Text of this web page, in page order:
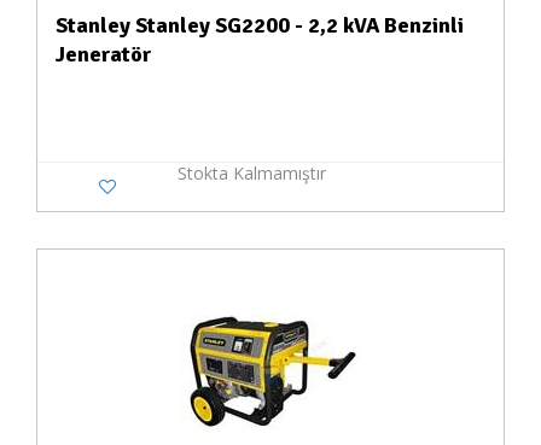
Stanley Stanley SG2200 - 2,2 kVA Benzinli
Jeneratör
Stokta Kalmamıştır